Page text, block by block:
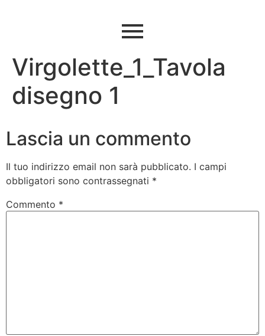
Virgolette_1_Tavola
disegno 1
Lascia un commento
Il tuo indirizzo email non sarà pubblicato. I campi
obbligatori sono contrassegnati *
Commento *